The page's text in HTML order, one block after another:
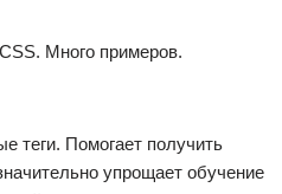
Много примеров.
теги. Помогает получить
упрощает обучение